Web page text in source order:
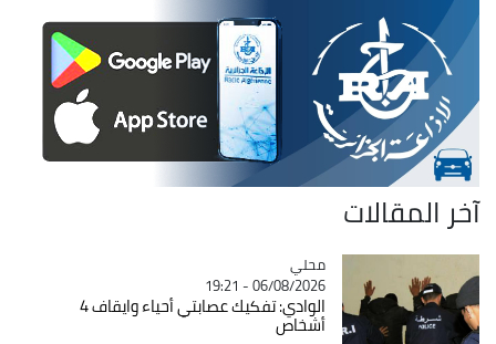
آخر المقالات
Catégorie
محلي
06/08/2026 - 19:21
الوادي: تفكيك عصابتي أحياء وايقاف 4
أشخاص